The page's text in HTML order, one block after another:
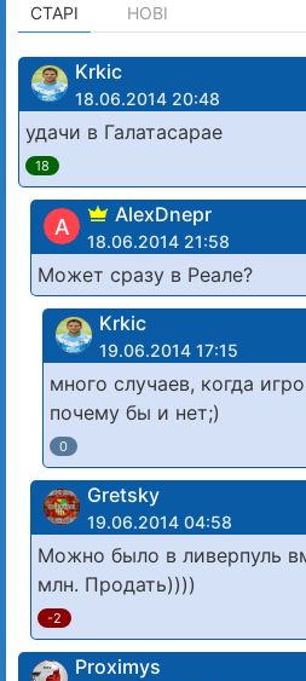
СТАРІ НОВІ
Krkic
18.06.2014 20:48
удачи в Галатасарае
18
A AlexDnepr
18.06.2014 21:58
Может сразу в Реале?
Krkic
19.06.2014 17:15
много случаев, когда
почему бы и нет;)
0
Gretsky
19.06.2014 04:58
Можно было в ливерпуль
млн. Продать))))
-2
Proximys